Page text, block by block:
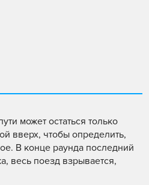
может остаться только
вверх, чтобы определить,
В конце раунда последний
весь поезд взрывается,